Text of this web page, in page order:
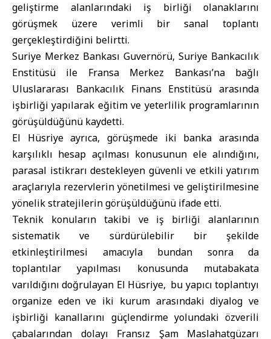
geliştirme alanlarındaki iş birliği olanaklarını
görüşmek üzere verimli bir sanal toplantı
gerçekleştirdiğini belirtti.
Suriye Merkez Bankası Guvernörü, Suriye Bankacılık
Enstitüsü ile Fransa Merkez Bankası’na bağlı
Uluslararası Bankacılık Finans Enstitüsü arasında
işbirliği yapılarak eğitim ve yeterlilik programlarının
görüşüldüğünü kaydetti.
El Hüsriye ayrıca, görüşmede iki banka arasında
karşılıklı hesap açılması konusunun ele alındığını,
parasal istikrarı destekleyen güvenli ve etkili yatırım
araçlarıyla rezervlerin yönetilmesi ve geliştirilmesine
yönelik stratejilerin görüşüldüğünü ifade etti.
Teknik konuların takibi ve iş birliği alanlarının
sistematik ve sürdürülebilir bir şekilde
etkinleştirilmesi amacıyla bundan sonra da
toplantılar yapılması konusunda mutabakata
varıldığını doğrulayan El Hüsriye, bu yapıcı toplantıyı
organize eden ve iki kurum arasındaki diyalog ve
işbirliği kanallarını güçlendirme yolundaki özverili
çabalarından dolayı Fransız Şam Maslahatgüzarı